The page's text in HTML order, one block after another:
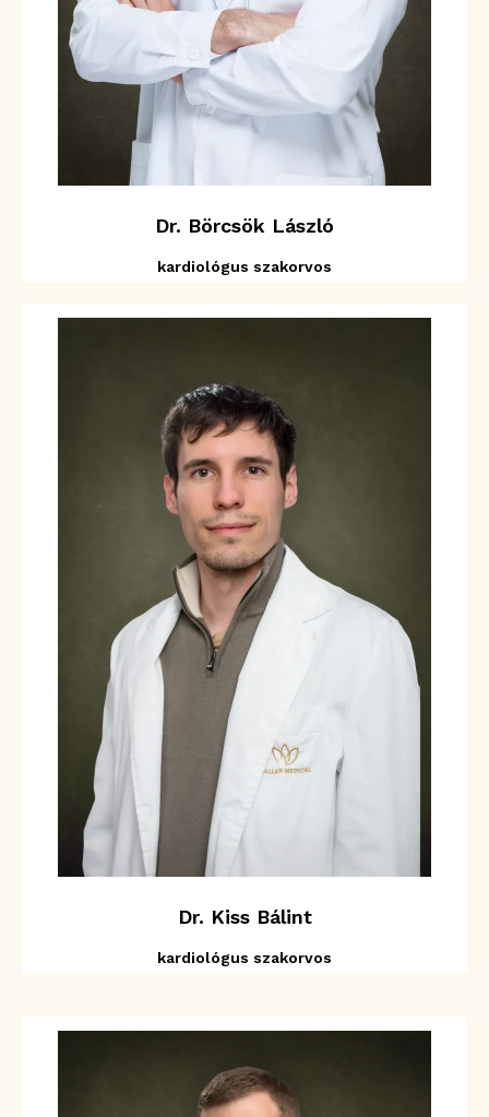
Dr. Börcsök László
kardiológus szakorvos
Dr. Kiss Bálint
kardiológus szakorvos